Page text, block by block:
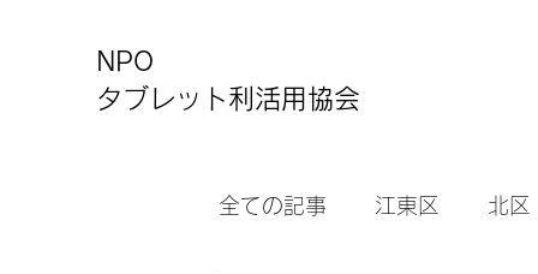
NPO
タブレット利活用協会
全ての記事 江東区 北区